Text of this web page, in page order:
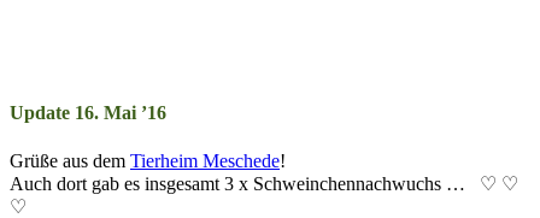
Update 16. Mai ’16
Grüße aus dem Tierheim Me­sche­de!
Auch dort gab es ins­ge­samt 3 x Schwein­chen­nach­wuchs … ♡ ♡
♡